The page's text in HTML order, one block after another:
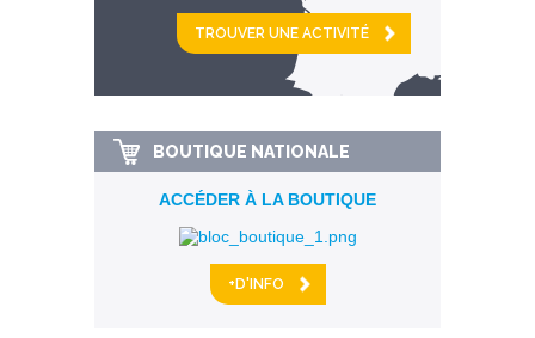
et
km alentour
BOUTIQUE NATIONALE
ACCÉDER À LA BOUTIQUE
+D'INFO